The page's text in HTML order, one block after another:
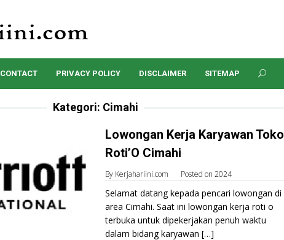
CONTACT PRIVACY POLICY DISCLAIMER SITEMAP
Kategori: Cimahi
Lowongan Kerja Karyawan Toko
Roti’O Cimahi
By Kerjahariini.com Posted on 2024
Selamat datang kepada pencari lowongan di
area Cimahi. Saat ini lowongan kerja roti o
terbuka untuk dipekerjakan penuh waktu
dalam bidang karyawan […]